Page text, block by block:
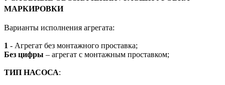
МАРКИРОВКИ
Варианты исполнения агрегата:
1 - Агрегат без монтажного проставка;
Без цифры – агрегат с монтажным проставком;
ТИП НАСОСА: